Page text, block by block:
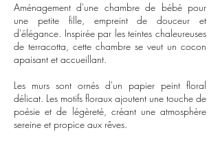
Aménagement d'une chambre de bébé pour
une petite fille, empreint de douceur et
d'élégance. Inspirée par les teintes chaleureuses
de terracotta, cette chambre se veut un cocon
apaisant et accueillant.
Les murs sont ornés d'un papier peint floral
délicat. Les motifs floraux ajoutent une touche de
poésie et de légèreté, créant une atmosphère
sereine et propice aux rêves.